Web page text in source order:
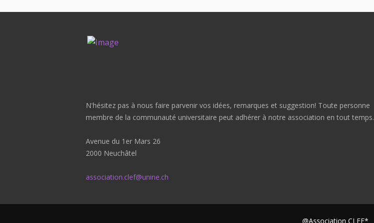
N'hésitez pas à nous faire parvenir vos idées, remarques et suggestion! Toute personne
membre de la communauté universitaire peut adhérer à notre association en tout temps.
Avenue du 1er Mars 26
2000 Neuchâtel
association.clef@unine.ch
@Association CLEF*